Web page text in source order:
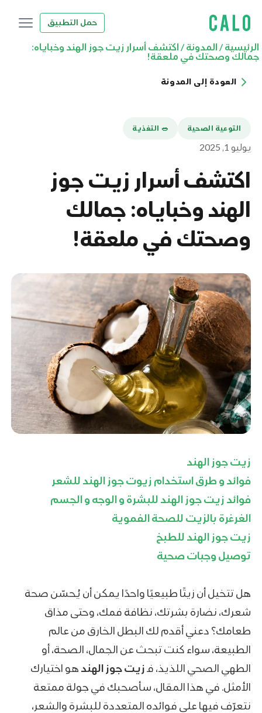
حمل التطبيق
الرئيسية/ المدونة/ اكتشف أسرار زيت جوز الهند وخباياه:
جمالك وصحتك في ملعقة!
العودة إلى المدونة
التوعية الصحية 🥗 التغذية
يوليو 1, 2025
اكتشف أسرار زيت جوز
الهند وخباياه: جمالك
وصحتك في ملعقة!
زيت جوز الهند
فوائد و طرق استخدام زيوت جوز الهند للشعر
فوائد زيت جوز الهند للبشرة و الوجه و الجسم
الغرغرة بالزيت للصحة الفموية
زيت جوز الهند للطبخ
توصيل وجبات صحية
هل تتخيل أن زيتًا طبيعيًا واحدًا يمكن أن يُحسّن صحة
شعرك، نضارة بشرتك، نظافة فمك، وحتى مذاق
طعامك؟ دعني أقدم لك البطل الخارق من عالم
الطبيعة، سواء كنت تبحث عن الجمال، الصحة، أو
الطهي الصحي اللذيذ، فـزيت جوز الهند هو اختيارك
الأمثل. في هذا المقال، سأصحبك في جولة ممتعة
نتعرّف فيها على فوائده المتعددة للبشرة والشعر،